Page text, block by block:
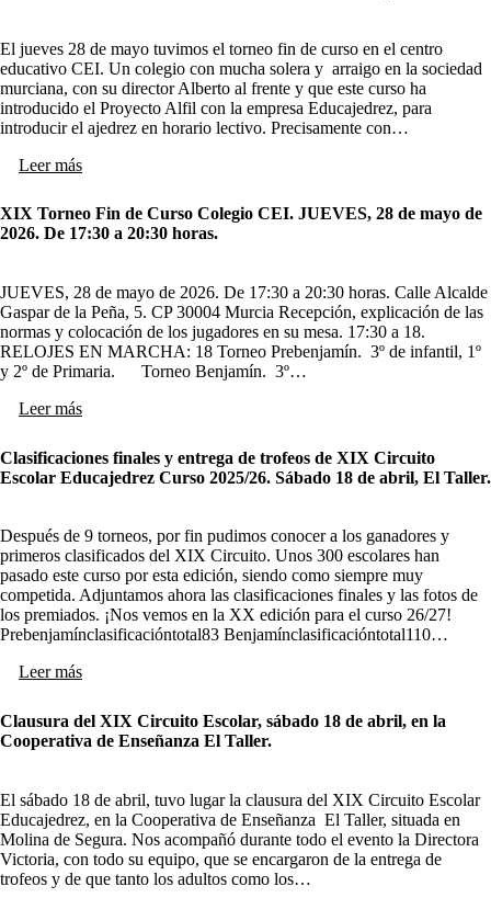
El jueves 28 de mayo tuvimos el torneo fin de curso en el centro
educativo CEI. Un colegio con mucha solera y arraigo en la sociedad
murciana, con su director Alberto al frente y que este curso ha
introducido el Proyecto Alfil con la empresa Educajedrez, para
introducir el ajedrez en horario lectivo. Precisamente con…
Leer más
XIX Torneo Fin de Curso Colegio CEI. JUEVES, 28 de mayo de
2026. De 17:30 a 20:30 horas.
JUEVES, 28 de mayo de 2026. De 17:30 a 20:30 horas. Calle Alcalde
Gaspar de la Peña, 5. CP 30004 Murcia Recepción, explicación de las
normas y colocación de los jugadores en su mesa. 17:30 a 18.
RELOJES EN MARCHA: 18 Torneo Prebenjamín. 3º de infantil, 1º
y 2º de Primaria. Torneo Benjamín. 3º…
Leer más
Clasificaciones finales y entrega de trofeos de XIX Circuito
Escolar Educajedrez Curso 2025/26. Sábado 18 de abril, El Taller.
Después de 9 torneos, por fin pudimos conocer a los ganadores y
primeros clasificados del XIX Circuito. Unos 300 escolares han
pasado este curso por esta edición, siendo como siempre muy
competida. Adjuntamos ahora las clasificaciones finales y las fotos de
los premiados. ¡Nos vemos en la XX edición para el curso 26/27!
Prebenjamínclasificacióntotal83 Benjamínclasificacióntotal110…
Leer más
Clausura del XIX Circuito Escolar, sábado 18 de abril, en la
Cooperativa de Enseñanza El Taller.
El sábado 18 de abril, tuvo lugar la clausura del XIX Circuito Escolar
Educajedrez, en la Cooperativa de Enseñanza El Taller, situada en
Molina de Segura. Nos acompañó durante todo el evento la Directora
Victoria, con todo su equipo, que se encargaron de la entrega de
trofeos y de que tanto los adultos como los…